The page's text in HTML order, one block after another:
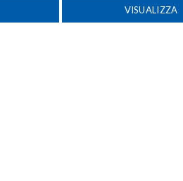
VISUALIZZA